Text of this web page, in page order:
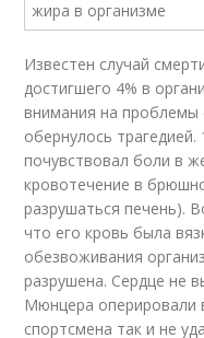
Известен случай
достигшего 4% в
внимания на проблемы
обернулось
почувствовал боли в
кровотечение в
разрушаться печень).
что его кровь была
обезвоживания
разрушена. Сердце не
Мюнцера оперировали
спортсмена так и не